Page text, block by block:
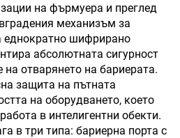
на фърмуера и преглед
механизъм за
еднократно шифрирано
абсолютната сигурност
на отварянето на бариерата.
защита на пътната
на оборудването, което
в интелигентни обекти.
в три типа: бариерна порта с